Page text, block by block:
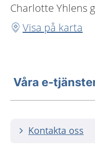
Charlotte Yhlens
Visa på karta
Våra e-
Kontakta oss